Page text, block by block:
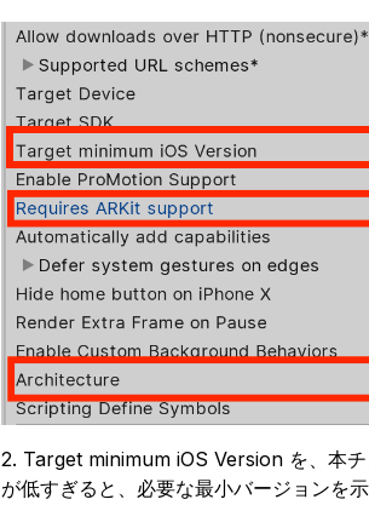
2. Target minimum iOS Version を、本
が低すぎると、必要な最小バージョンを